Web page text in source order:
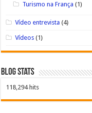
Turismo na França (1)
Vídeo entrevista (4)
Vídeos (1)
Blog Stats
118,294 hits